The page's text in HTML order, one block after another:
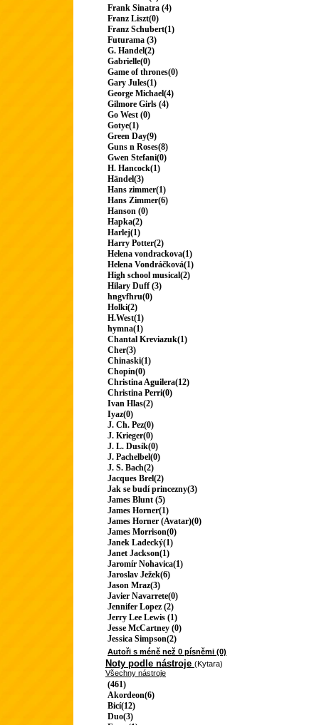
Frank Sinatra (4)
Franz Liszt(0)
Franz Schubert(1)
Futurama (3)
G. Handel(2)
Gabrielle(0)
Game of thrones(0)
Gary Jules(1)
George Michael(4)
Gilmore Girls (4)
Go West (0)
Gotye(1)
Green Day(9)
Guns n Roses(8)
Gwen Stefani(0)
H. Hancock(1)
Händel(3)
Hans zimmer(1)
Hans Zimmer(6)
Hanson (0)
Hapka(2)
Harlej(1)
Harry Potter(2)
Helena vondrackova(1)
Helena Vondráčková(1)
High school musical(2)
Hilary Duff (3)
hngvfhru(0)
Holki(2)
H.West(1)
hymna(1)
Chantal Kreviazuk(1)
Cher(3)
Chinaski(1)
Chopin(0)
Christina Aguilera(12)
Christina Perri(0)
Ivan Hlas(2)
Iyaz(0)
J. Ch. Pez(0)
J. Krieger(0)
J. L. Dusík(0)
J. Pachelbel(0)
J. S. Bach(2)
Jacques Brel(2)
Jak se budí princezny(3)
James Blunt (5)
James Horner(1)
James Horner (Avatar)(0)
James Morrison(0)
Janek Ladecký(1)
Janet Jackson(1)
Jaromír Nohavica(1)
Jaroslav Ježek(6)
Jason Mraz(3)
Javier Navarrete(0)
Jennifer Lopez (2)
Jerry Lee Lewis (1)
Jesse McCartney (0)
Jessica Simpson(2)
Autoři s méně než 0 písněmi (0)
Noty podle nástroje (Kytara)
Všechny nástroje
(461)
Akordeon(6)
Bicí(12)
Duo(3)